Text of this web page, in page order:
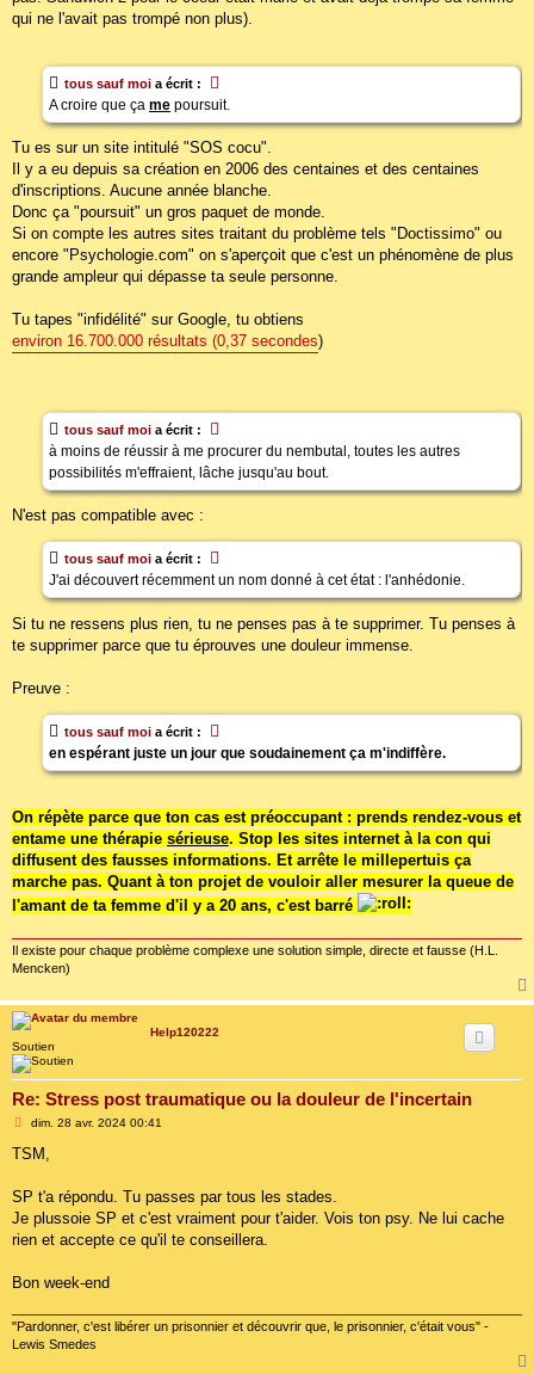
qui ne l'avait pas trompé non plus).
tous sauf moi a écrit :
A croire que ça me poursuit.
Tu es sur un site intitulé "SOS cocu".
Il y a eu depuis sa création en 2006 des centaines et des centaines
d'inscriptions. Aucune année blanche.
Donc ça "poursuit" un gros paquet de monde.
Si on compte les autres sites traitant du problème tels "Doctissimo" ou
encore "Psychologie.com" on s'aperçoit que c'est un phénomène de plus
grande ampleur qui dépasse ta seule personne.
Tu tapes "infidélité" sur Google, tu obtiens
environ 16.700.000 résultats (0,37 secondes)
tous sauf moi a écrit :
à moins de réussir à me procurer du nembutal, toutes les autres
possibilités m'effraient, lâche jusqu'au bout.
N'est pas compatible avec :
tous sauf moi a écrit :
J'ai découvert récemment un nom donné à cet état : l'anhédonie.
Si tu ne ressens plus rien, tu ne penses pas à te supprimer. Tu penses à
te supprimer parce que tu éprouves une douleur immense.
Preuve :
tous sauf moi a écrit :
en espérant juste un jour que soudainement ça m'indiffère.
On répète parce que ton cas est préoccupant : prends rendez-vous et
entame une thérapie sérieuse. Stop les sites internet à la con qui
diffusent des fausses informations. Et arrête le millepertuis ça
marche pas. Quant à ton projet de vouloir aller mesurer la queue de
l'amant de ta femme d'il y a 20 ans, c'est barré
Il existe pour chaque problème complexe une solution simple, directe et fausse (H.L.
Mencken)
Help120222
Soutien
Re: Stress post traumatique ou la douleur de l'incertain
M
s
g
dim. 28 avr. 2024 00:41
TSM,
SP t'a répondu. Tu passes par tous les stades.
Je plussoie SP et c'est vraiment pour t'aider. Vois ton psy. Ne lui cache
rien et accepte ce qu'il te conseillera.
Bon week-end
"Pardonner, c'est libérer un prisonnier et découvrir que, le prisonnier, c'était vous" -
Lewis Smedes